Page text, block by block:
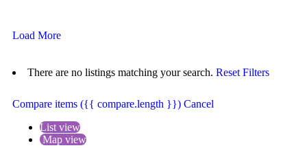
Load More
There are no listings matching your search. Reset Filters
Compare items ({{ compare.length }}) Cancel
List view
Map view